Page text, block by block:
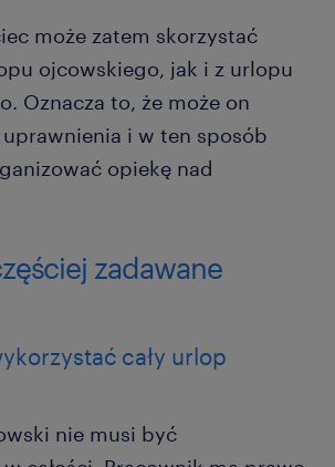
może zatem skorzystać
ojcowskiego, jak i z urlopu
Oznacza to, że może on
uprawnienia i w ten sposób
opiekę nad
zadawane
cały urlop
nie musi być